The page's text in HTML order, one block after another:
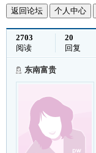
返回论坛 个人中心
2703
阅读
20
回复
东南富贵